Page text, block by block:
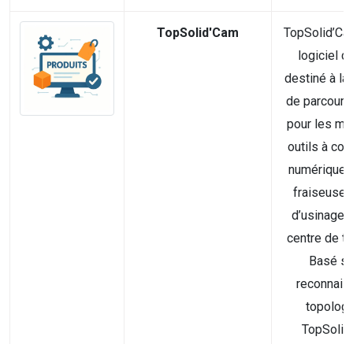
TopSolid'Cam
logiciel
destiné à la
de parcours
pour les
outils à
numérique
fraiseuse,
d’usinage,
centre de
Basé